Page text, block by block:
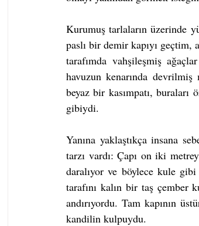
Kurumuş tarlaların üzerinde
paslı bir demir kapıyı geçtim,
tarafımda vahşileşmiş
havuzun kenarında devrilmiş
beyaz bir kasımpatı,
gibiydi.
Yanına yaklaştıkça insana
tarzı vardı: Çapı on iki
daralıyor ve böylece kule
tarafını kalın bir taş
andırıyordu. Tam kapının
kandilin kulpuydu.